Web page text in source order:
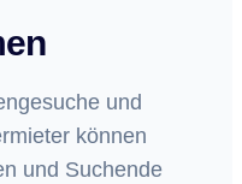
und
können
und Suchende